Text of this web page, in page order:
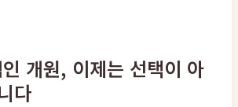
개원, 이제는 선택이 아
다